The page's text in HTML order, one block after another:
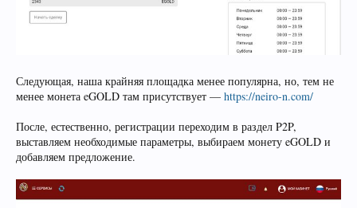
Следующая, наша крайняя площадка менее популярна, но, тем не
менее монета eGOLD там присутствует — https://neiro-n.com/
После, естественно, регистрации переходим в раздел P2P,
выставляем необходимые параметры, выбираем монету eGOLD и
добавляем предложение.